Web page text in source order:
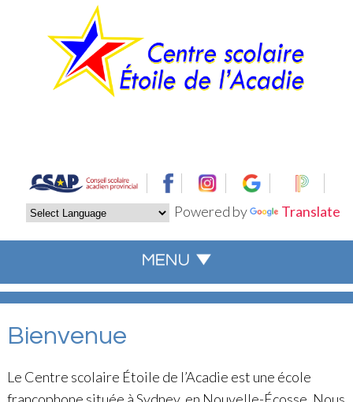
Powered by Translate
Bienvenue
Le Centre scolaire Étoile de l’Acadie est une école